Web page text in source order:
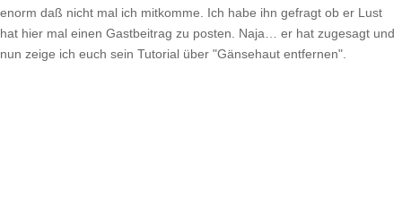
enorm daß nicht mal ich mitkomme. Ich habe ihn gefragt ob er Lust
hat hier mal einen Gastbeitrag zu posten. Naja… er hat zugesagt und
nun zeige ich euch sein Tutorial über "Gänsehaut entfernen".